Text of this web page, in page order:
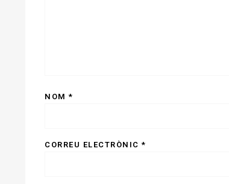
NOM*
CORREU ELECTRÒNIC*